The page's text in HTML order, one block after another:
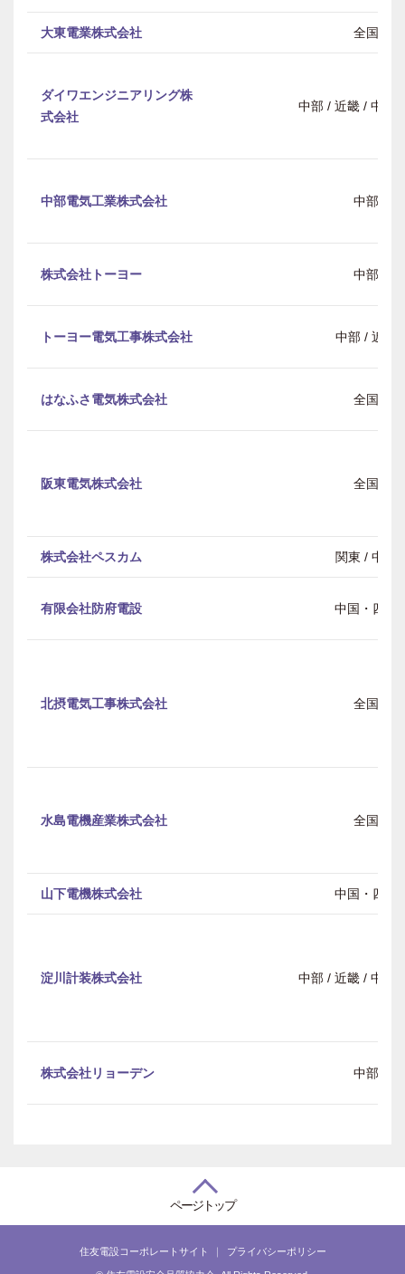
大東電業株式会社 全国
ダイワエンジニアリング株
式会社
中部 / 近畿 / 中国
中部電気工業株式会社 中部
株式会社トーヨー 中部
トーヨー電気工事株式会社 中部 / 近畿
はなふさ電気株式会社 全国
阪東電気株式会社 全国
株式会社ペスカム 関東 / 中部
有限会社防府電設 中国・四国
北摂電気工事株式会社 全国
水島電機産業株式会社 全国
山下電機株式会社 中国・四国
淀川計装株式会社 中部 / 近畿 / 中国
株式会社リョーデン 中部
ページトップ
住友電設コーポレートサイト プライバシーポリシー